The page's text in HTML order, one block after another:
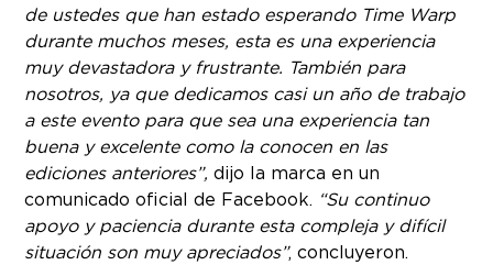
de ustedes que han estado esperando Time Warp
durante muchos meses, esta es una experiencia
muy devastadora y frustrante. También para
nosotros, ya que dedicamos casi un año de trabajo
a este evento para que sea una experiencia tan
buena y excelente como la conocen en las
ediciones anteriores”, dijo la marca en un
comunicado oficial de Facebook. “Su continuo
apoyo y paciencia durante esta compleja y difícil
situación son muy apreciados”, concluyeron.